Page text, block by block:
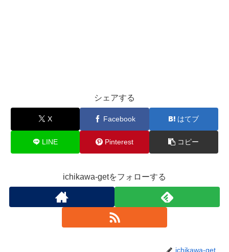
シェアする
X Facebook はてブ
LINE Pinterest コピー
ichikawa-getをフォローする
ichikawa-get